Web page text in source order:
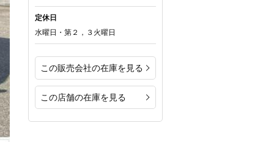
定休日
水曜日・第２，３火曜日
この販売会社の在庫を見る
この店舗の在庫を見る